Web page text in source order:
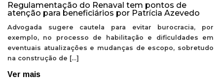
Regulamentação do Renaval tem pontos de
atenção para beneficiários por Patrícia Azevedo
Advogada sugere cautela para evitar burocracia, por
exemplo, no processo de habilitação e dificuldades em
eventuais atualizações e mudanças de escopo, sobretudo
na construção de […]
Ver mais